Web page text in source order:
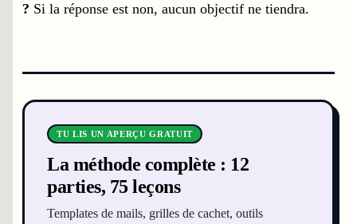
? Si la réponse est non, aucun objectif ne tiendra.
TU LIS UN APERÇU GRATUIT
La méthode complète : 12
parties, 75 leçons
Templates de mails, grilles de cachet, outils